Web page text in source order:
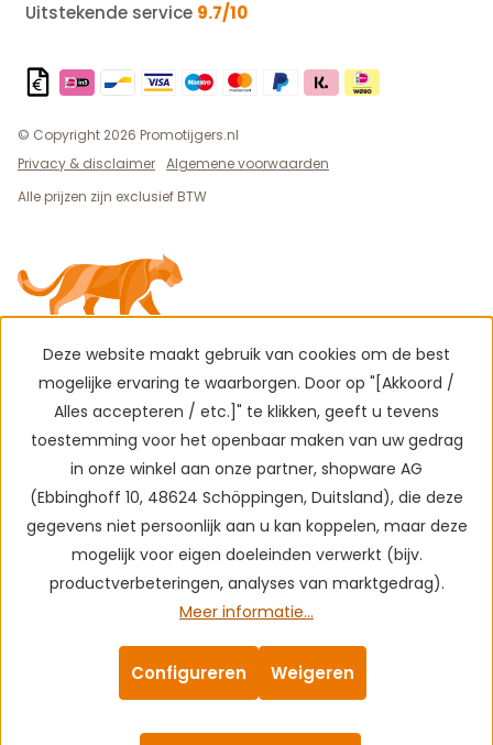
Uitstekende service 9.7/10
© Copyright 2026 Promotijgers.nl
Privacy & disclaimer Algemene voorwaarden
Alle prijzen zijn exclusief BTW
Deze website maakt gebruik van cookies om de best
mogelijke ervaring te waarborgen. Door op "[Akkoord /
Alles accepteren / etc.]" te klikken, geeft u tevens
toestemming voor het openbaar maken van uw gedrag
in onze winkel aan onze partner, shopware AG
(Ebbinghoff 10, 48624 Schöppingen, Duitsland), die deze
gegevens niet persoonlijk aan u kan koppelen, maar deze
mogelijk voor eigen doeleinden verwerkt (bijv.
productverbeteringen, analyses van marktgedrag).
Meer informatie...
Weigeren
Configureren